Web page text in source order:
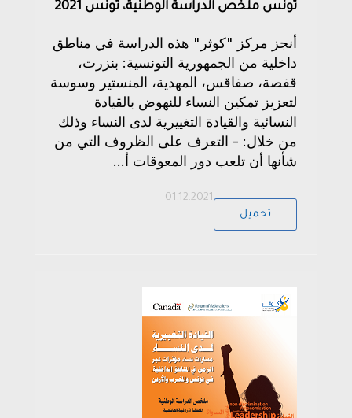
تونس ملخص الدراسة الوطنية، تونس 2021
أنجز مركز "كوثر" هذه الدراسة في مناطق
داخلية من الجمهورية التونسية: بنزرت،
قفصة، صفاقس، المهدية، المنستير وسوسة
لتعزيز تمكين النساء للنهوض بالقيادة
النسائية والقيادة التغييرية لدى النساء وذلك
من خلال: - التعرف على الظروف التي من
شأنها أن تلعب دور المعوقات أ...
01.12.2021
تحميل